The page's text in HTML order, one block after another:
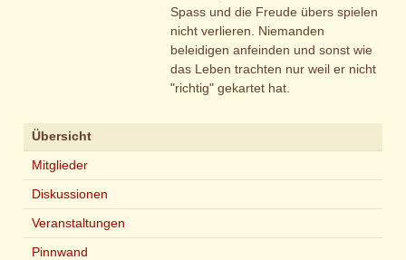
Spass und die Freude übers spielen
nicht verlieren. Niemanden
beleidigen anfeinden und sonst wie
das Leben trachten nur weil er nicht
"richtig" gekartet hat.
Übersicht
Mitglieder
Diskussionen
Veranstaltungen
Pinnwand